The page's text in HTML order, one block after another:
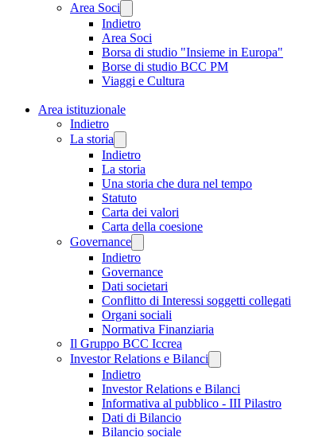
Area Soci
Indietro
Area Soci
Borsa di studio "Insieme in Europa"
Borse di studio BCC PM
Viaggi e Cultura
Area istituzionale
Indietro
La storia
Indietro
La storia
Una storia che dura nel tempo
Statuto
Carta dei valori
Carta della coesione
Governance
Indietro
Governance
Dati societari
Conflitto di Interessi soggetti collegati
Organi sociali
Normativa Finanziaria
Il Gruppo BCC Iccrea
Investor Relations e Bilanci
Indietro
Investor Relations e Bilanci
Informativa al pubblico - III Pilastro
Dati di Bilancio
Bilancio sociale